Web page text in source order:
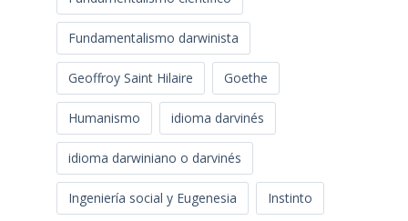
Fundamentalismo darwinista
Geoffroy Saint Hilaire Goethe
Humanismo idioma darvinés
idioma darwiniano o darvinés
Ingeniería social y Eugenesia Instinto